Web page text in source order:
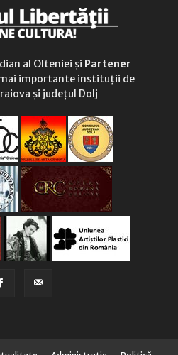
al Olteniei și Partener
importante instituții de
și județul Dolj